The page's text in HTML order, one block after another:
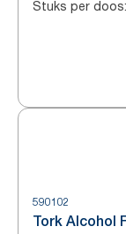
Stuks per doos:
590102
Tork Alcohol